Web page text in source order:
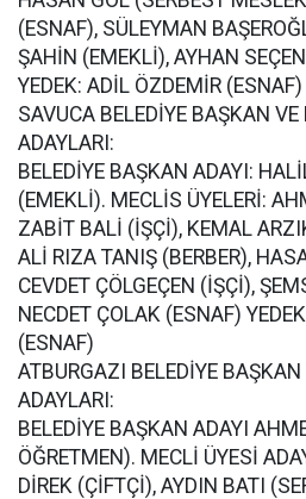
(ESNAF), SÜLEYMAN
ŞAHİN (EMEKLİ), AYHAN
YEDEK: ADİL ÖZDEMİR (ESNAF)
SAVUCA BELEDİYE BAŞKAN
ADAYLARI:
BELEDİYE BAŞKAN ADAYI:
(EMEKLİ). MECLİS ÜYELERİ:
ZABİT BALİ (İŞÇİ), KEMAL
ALİ RIZA TANIŞ (BERBER),
CEVDET ÇÖLGEÇEN (İŞÇİ),
NECDET ÇOLAK (ESNAF)
(ESNAF)
ATBURGAZI BELEDİYE
ADAYLARI:
BELEDİYE BAŞKAN ADAYI
ÖĞRETMEN). MECLİ ÜYESİ
DİREK (ÇİFTÇİ), AYDIN BATI